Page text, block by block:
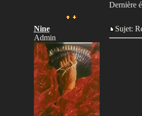
Dernière
Nine
Admin
Sujet: